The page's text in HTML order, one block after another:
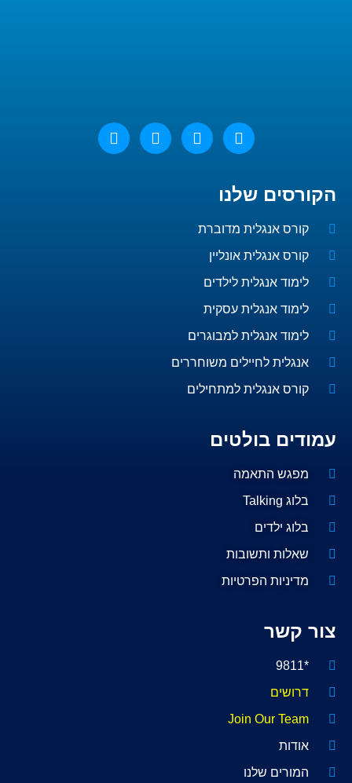
הקורסים שלנו
קורס אנגלית מדוברת
קורס אנגלית אונליין
לימוד אנגלית לילדים
לימוד אנגלית עסקית
לימוד אנגלית למבוגרים
אנגלית לחיילים משוחררים
קורס אנגלית למתחילים
עמודים בולטים
מפגש התאמה
בלוג Talking
בלוג ילדים
שאלות ותשובות
מדיניות הפרטיות
צור קשר
*9811
דרושים
Join Our Team
אודות
המורים שלנו